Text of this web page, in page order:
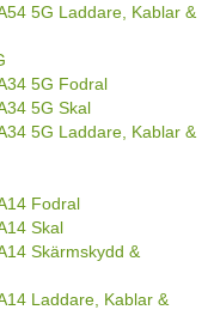
5G Laddare, Kablar &
5G Fodral
5G Skal
5G Laddare, Kablar &
Fodral
Skal
Skärmskydd &
Laddare, Kablar &